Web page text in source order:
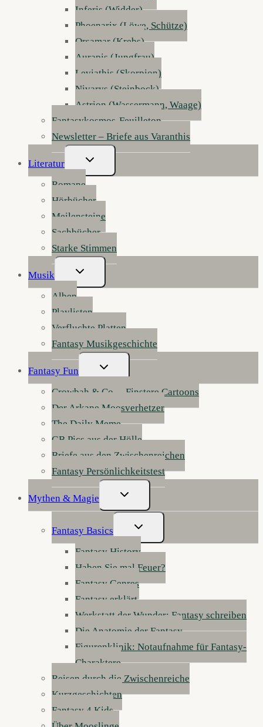
Inferis (Widder)
Phoenarix (Löwe, Schütze)
Orsamar (Krebs)
Aurapis (Jungfrau)
Leviathis (Skorpion)
Nivarys (Steinbock)
Astrion (Wassermann, Waage)
Fantasykosmos-Feuilleton
Newsletter – Briefe aus Varanthis
Literatur
Untermenü
Umschalten
Romane
Hörbücher
Meilensteine
Sachbücher
Starke Stimmen
Musik
Untermenü
Umschalten
Alben
Playlisten
Verfluchte Platten
Fantasy Musikgeschichte
Fantasy Fun
Untermenü
Umschalten
Crowbah & Co. – Finstere Cartoons
Der Arkane Moosverhetzer
The Daily Meme
GB Pics aus der Hölle
Briefe aus den Zwischenreichen
Fantasy Persönlichkeitstest
Mythen & Magie
Untermenü
Umschalten
Fantasy Basics
Untermenü
Umschalten
Fantasy History
Haben Sie mal Feuer?
Fantasy Genres
Fantasy erklärt
Werkstatt der Wunder: Fantasy schreiben
Die Anatomie der Fantasy
Figurenklinik: Notaufnahme für Fantasy-
Charaktere
Reisen durch die Zwischenreiche
Kurzgeschichten
Fantasy 4 Kids